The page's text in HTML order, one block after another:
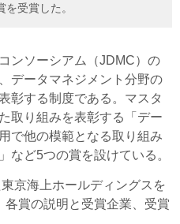
受賞した。
ンソーシアム（JDMC）の
データマネジメント分野の
彰する制度である。マスタ
取り組みを表彰する「デー
で他の模範となる取り組み
など5つの賞を設けている。
京海上ホールディングスを
賞の説明と受賞企業、受賞